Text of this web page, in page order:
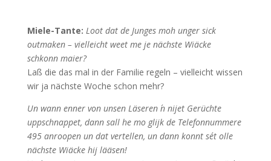
Miele-Tante: Loot dat de Junges moh unger sick
outmaken – vielleicht weet me je nächste Wiäcke
schkonn maier?
Laß die das mal in der Familie regeln – vielleicht wissen
wir ja nächste Woche schon mehr?
Un wann enner von unsen Läseren ´n nijet Gerüchte
uppschnappet, dann sall he mo glijk de Telefonnummere
495 anroopen un dat vertellen, un dann konnt se´t olle
nächste Wiäcke hij lääsen!